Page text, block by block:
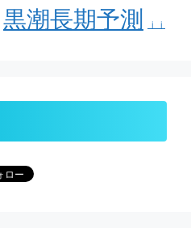
黒潮長期予測 ｊｊ